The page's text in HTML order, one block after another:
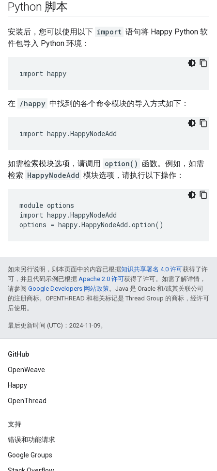
Python 脚本
安装后，您可以使用以下 import 语句将 Happy Python 软
件包导入 Python 环境：
import happy
在 /happy 中找到的各个命令模块的导入方式如下：
import happy.HappyNodeAdd
如需检索模块选项，请调用 option() 函数。例如，如需
检索 HappyNodeAdd 模块选项，请执行以下操作：
module options
import happy.HappyNodeAdd
options = happy.HappyNodeAdd.option()
如未另行说明，则本页面中的内容已根据知识共享署名 4.0 许可获得了许
可，并且代码示例已根据 Apache 2.0 许可获得了许可。如需了解详情，
请参阅 Google Developers 网站政策。Java 是 Oracle 和/或其关联公司
的注册商标。OPENTHREAD 和相关标记是 Thread Group 的商标，经许可
后使用。
最后更新时间 (UTC)：2024-11-09。
GitHub
OpenWeave
Happy
OpenThread
支持
错误和功能请求
Google Groups